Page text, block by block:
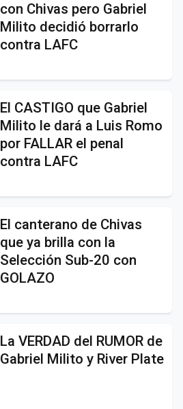
con Chivas pero Gabriel
Milito decidió borrarlo
contra LAFC
El CASTIGO que Gabriel
Milito le dará a Luis Romo
por FALLAR el penal
contra LAFC
El canterano de Chivas
que ya brilla con la
Selección Sub-20 con
GOLAZO
La VERDAD del RUMOR de
Gabriel Milito y River Plate